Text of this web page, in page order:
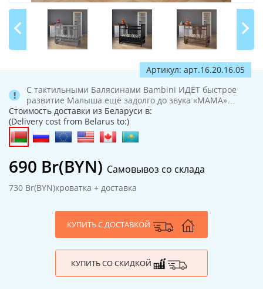
Артикул: арт.16.20.16.05
С тактильными Балясинами Bambini ИДЁТ быстрое
развитие Малыша ещё задолго до звука «МАМА»…
Стоимость доставки из Беларуси в:
(Delivery cost from Belarus to:)
690 Br(BYN) Самовывоз со склада
730 Br(BYN)кроватка + доставка
КУПИТЬ С ДОСТАВКОЙ
КУПИТЬ СО СКИДКОЙ